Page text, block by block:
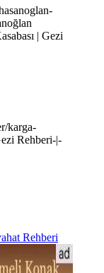
| Gezi
karga-
Rehberi-|-